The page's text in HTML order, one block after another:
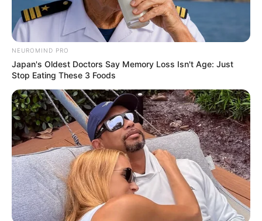
NEUROMIND PRO
Japan's Oldest Doctors Say Memory Loss Isn't Age: Just
Stop Eating These 3 Foods